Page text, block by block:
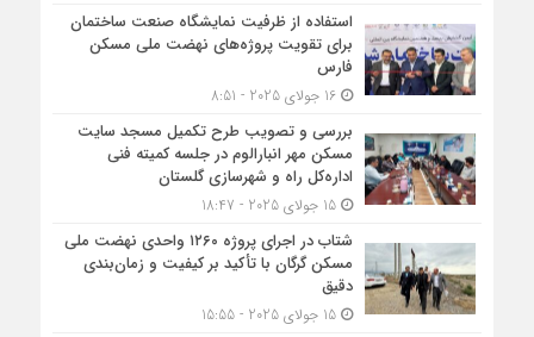
استفاده از ظرفیت نمایشگاه صنعت ساختمان
برای تقویت پروژه‌های نهضت ملی مسکن
فارس
16 جولای 2025 - 8:51
بررسی و تصویب طرح تکمیل مسجد سایت
مسکن مهر انبارالوم در جلسه کمیته فنی
اداره‌کل راه و شهرسازی گلستان
15 جولای 2025 - 18:47
شتاب در اجرای پروژه ۱۲۶۰ واحدی نهضت ملی
مسکن گرگان با تأکید بر کیفیت و زمان‌بندی
دقیق
15 جولای 2025 - 15:55